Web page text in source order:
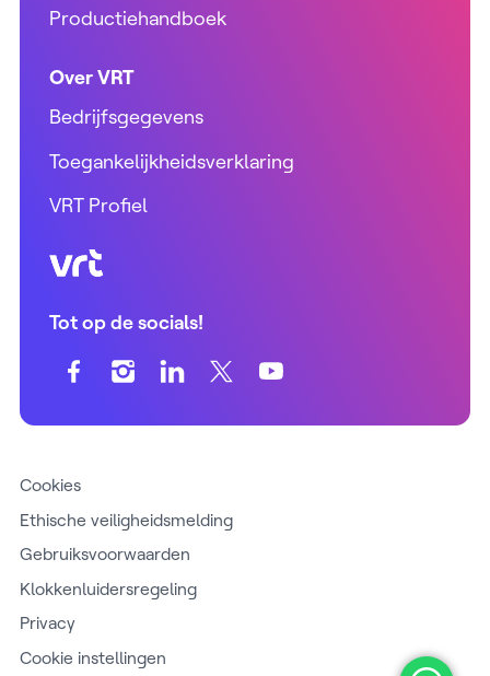
Productiehandboek
Over VRT
Bedrijfsgegevens
Toegankelijkheidsverklaring
VRT Profiel
VRT (home)
Tot op de socials!
Cookies
Ethische veiligheidsmelding
Gebruiksvoorwaarden
Klokkenluidersregeling
Privacy
Cookie instellingen